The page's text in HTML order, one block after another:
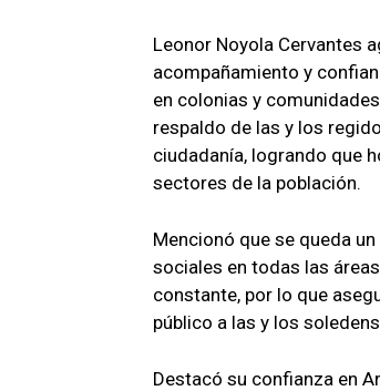
Leonor Noyola Cervantes
acompañamiento y
en colonias y
respaldo de las y los
ciudadanía, logrando que
sectores de la población.
Mencionó que se queda
sociales en todas las
constante, por lo que
público a las y los
Destacó su confianza en